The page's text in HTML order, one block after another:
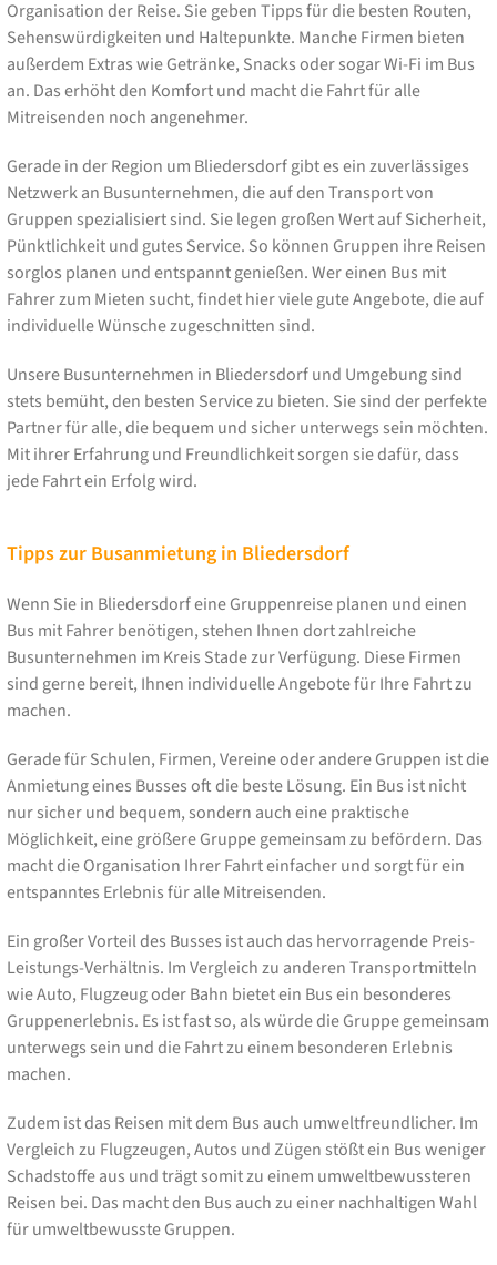
Organisation der Reise. Sie geben Tipps für die besten Routen,
Sehenswürdigkeiten und Haltepunkte. Manche Firmen bieten
außerdem Extras wie Getränke, Snacks oder sogar Wi-Fi im Bus
an. Das erhöht den Komfort und macht die Fahrt für alle
Mitreisenden noch angenehmer.
Gerade in der Region um Bliedersdorf gibt es ein zuverlässiges
Netzwerk an Busunternehmen, die auf den Transport von
Gruppen spezialisiert sind. Sie legen großen Wert auf Sicherheit,
Pünktlichkeit und gutes Service. So können Gruppen ihre Reisen
sorglos planen und entspannt genießen. Wer einen Bus mit
Fahrer zum Mieten sucht, findet hier viele gute Angebote, die auf
individuelle Wünsche zugeschnitten sind.
Unsere Busunternehmen in Bliedersdorf und Umgebung sind
stets bemüht, den besten Service zu bieten. Sie sind der perfekte
Partner für alle, die bequem und sicher unterwegs sein möchten.
Mit ihrer Erfahrung und Freundlichkeit sorgen sie dafür, dass
jede Fahrt ein Erfolg wird.
Tipps zur Busanmietung in Bliedersdorf
Wenn Sie in Bliedersdorf eine Gruppenreise planen und einen
Bus mit Fahrer benötigen, stehen Ihnen dort zahlreiche
Busunternehmen im Kreis Stade zur Verfügung. Diese Firmen
sind gerne bereit, Ihnen individuelle Angebote für Ihre Fahrt zu
machen.
Gerade für Schulen, Firmen, Vereine oder andere Gruppen ist die
Anmietung eines Busses oft die beste Lösung. Ein Bus ist nicht
nur sicher und bequem, sondern auch eine praktische
Möglichkeit, eine größere Gruppe gemeinsam zu befördern. Das
macht die Organisation Ihrer Fahrt einfacher und sorgt für ein
entspanntes Erlebnis für alle Mitreisenden.
Ein großer Vorteil des Busses ist auch das hervorragende Preis-
Leistungs-Verhältnis. Im Vergleich zu anderen Transportmitteln
wie Auto, Flugzeug oder Bahn bietet ein Bus ein besonderes
Gruppenerlebnis. Es ist fast so, als würde die Gruppe gemeinsam
unterwegs sein und die Fahrt zu einem besonderen Erlebnis
machen.
Zudem ist das Reisen mit dem Bus auch umweltfreundlicher. Im
Vergleich zu Flugzeugen, Autos und Zügen stößt ein Bus weniger
Schadstoffe aus und trägt somit zu einem umweltbewussteren
Reisen bei. Das macht den Bus auch zu einer nachhaltigen Wahl
für umweltbewusste Gruppen.